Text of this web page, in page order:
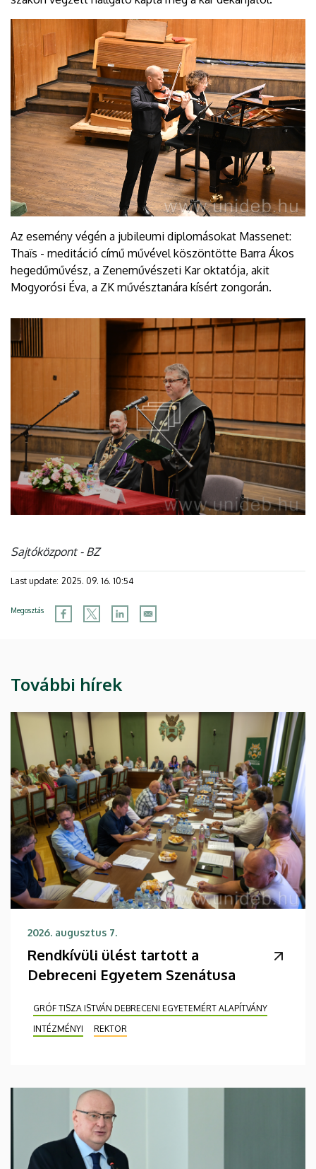
Az esemény végén a jubileumi diplomásokat Massenet:
Thaïs - meditáció című művével köszöntötte Barra Ákos
hegedűművész, a Zeneművészeti Kar oktatója, akit
Mogyorósi Éva, a ZK művésztanára kísért zongorán.
Sajtóközpont - BZ
Last update: 2025. 09. 16. 10:54
Megosztás
További hírek
2026. augusztus 7.
Rendkívüli ülést tartott a
Debreceni Egyetem Szenátusa
GRÓF TISZA ISTVÁN DEBRECENI EGYETEMÉRT ALAPÍTVÁNY
INTÉZMÉNYI
REKTOR